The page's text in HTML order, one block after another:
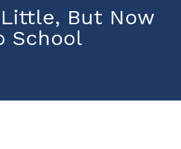
Little, But Now
School